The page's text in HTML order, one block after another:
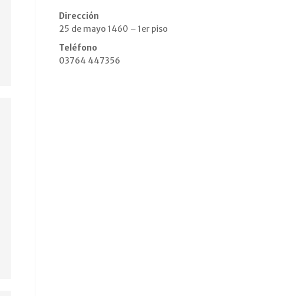
Dirección
25 de mayo 1460 – 1er piso
Teléfono
03764 447356